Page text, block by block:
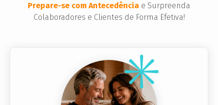
Prepare-se com Antecedência e Surpreenda
Colaboradores e Clientes de Forma Efetiva!